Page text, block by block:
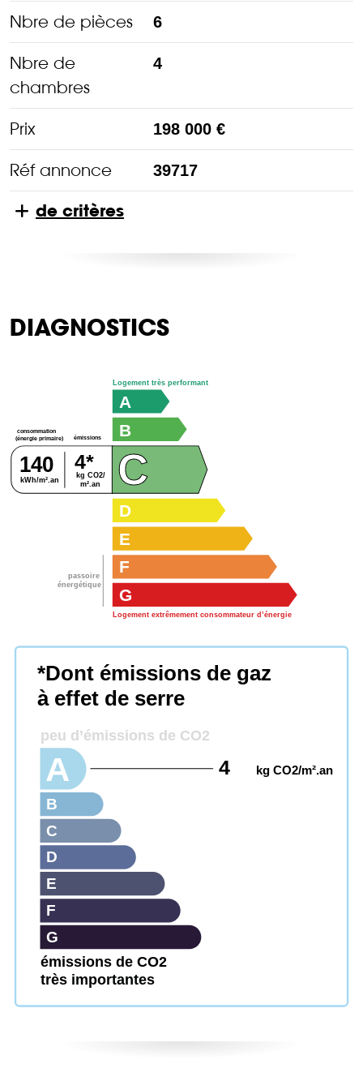
Nbre de pièces 6
Nbre de
chambres
4
Prix 198 000 €
Réf annonce 39717
de critères
DIAGNOSTICS
consommation
(énergie primaire) émissions
kg CO2/
m².an
kWh/m².an
140 4*
passoire
énergétique
G
Logement extrêmement consommateur d’énergie
F
E
D
C
B
A
Logement très performant
émissions de CO2
très importantes
*Dont émissions de gaz
à effet de serre
peu d’émissions de CO2
G
F
E
D
C
B
A 4 kg CO2/m².an